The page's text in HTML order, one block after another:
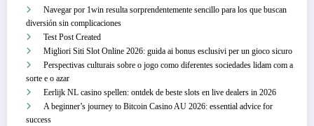
Navegar por 1win resulta sorprendentemente sencillo para los que buscan
diversión sin complicaciones
Test Post Created
Migliori Siti Slot Online 2026: guida ai bonus esclusivi per un gioco sicuro
Perspectivas culturais sobre o jogo como diferentes sociedades lidam com a
sorte e o azar
Eerlijk NL casino spellen: ontdek de beste slots en live dealers in 2026
A beginner’s journey to Bitcoin Casino AU 2026: essential advice for
success